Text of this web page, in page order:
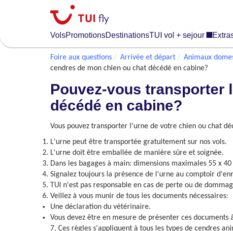
content
VolsPromotionsDestinationsTUI vol + sejour
Foire aux questions Arrivée et départ Animaux
cendres de mon chien ou chat décédé en cabine?
Pouvez-vous transporter
décédé en cabine?
Vous pouvez transporter l'urne de votre chien ou chat
L'urne peut être transportée gratuitement sur nos vols.
L'urne doit être emballée de manière sûre et soignée.
Dans les bagages à main: dimensions maximales 55 x
Signalez toujours la présence de l'urne au comptoir
TUI n'est pas responsable en cas de perte ou de
Veillez à vous munir de tous les documents nécessaires:
Une déclaration du vétérinaire.
Vous devez être en mesure de présenter ces documents
7. Ces règles s'appliquent à tous les types de cendres